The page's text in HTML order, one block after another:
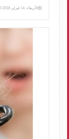
الأربعاء، 14 فبراير 2018 08:00 ص